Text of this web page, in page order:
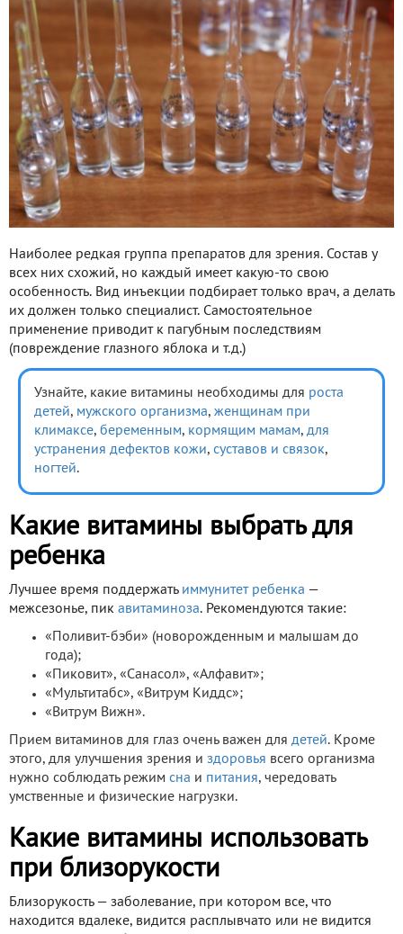
Наиболее редкая группа препаратов для зрения. Состав у
всех них схожий, но каждый имеет какую-то свою
особенность. Вид инъекции подбирает только врач, а делать
их должен только специалист. Самостоятельное
применение приводит к пагубным последствиям
(повреждение глазного яблока и т.д.)
Узнайте, какие витамины необходимы для роста
детей, мужского организма, женщинам при
климаксе, беременным, кормящим мамам, для
устранения дефектов кожи, суставов и связок,
ногтей.
Какие витамины выбрать для
ребенка
Лучшее время поддержать иммунитет ребенка —
межсезонье, пик авитаминоза. Рекомендуются такие:
«Поливит-бэби» (новорожденным и малышам до
года);
«Пиковит», «Санасол», «Алфавит»;
«Мультитабс», «Витрум Киддс»;
«Витрум Вижн».
Прием витаминов для глаз очень важен для детей. Кроме
этого, для улучшения зрения и здоровья всего организма
нужно соблюдать режим сна и питания, чередовать
умственные и физические нагрузки.
Какие витамины использовать
при близорукости
Близорукость — заболевание, при котором все, что
находится вдалеке, видится расплывчато или не видится